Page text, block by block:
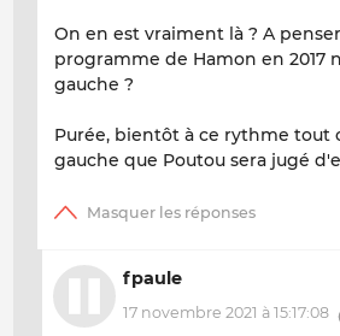
On en est vraiment là ? A
programme de Hamon en 2017
gauche ?
Purée, bientôt à ce rythme tout
gauche que Poutou sera jugé
fpaule
17 novembre 2021 à 15:17:08